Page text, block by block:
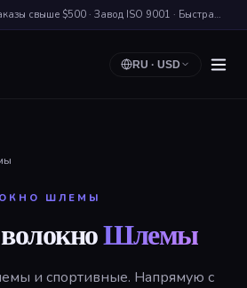
Бесплатная доставка на заказы свыше $500 · Завод ISO 9001 · Быстрая Доставка по Миру
RU · USD
ШЛЕМЫ
волокноШлемы
и спортивные. Напрямую с